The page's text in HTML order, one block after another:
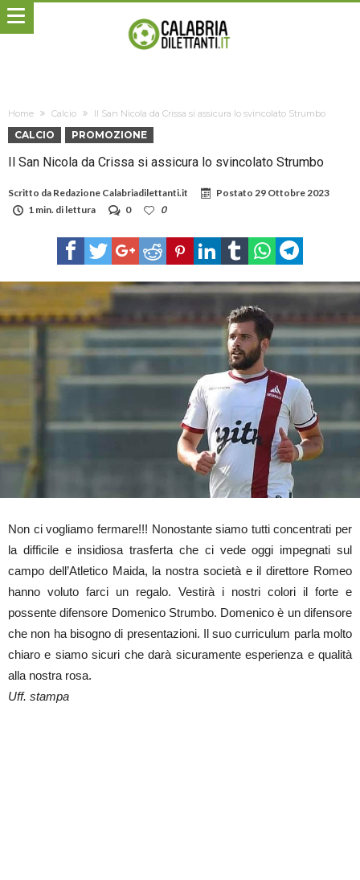
Home Calcio Il San Nicola da Crissa si assicura lo svincolato Strumbo
CALCIO PROMOZIONE
Il San Nicola da Crissa si assicura lo svincolato Strumbo
Scritto da Redazione Calabriadilettanti.it Postato 29 Ottobre 2023
1 min. di lettura
0 0
Non ci vogliamo fermare!!! Nonostante siamo tutti concentrati per
la difficile e insidiosa trasferta che ci vede oggi impegnati sul
campo dell’Atletico Maida, la nostra società e il direttore Romeo
hanno voluto farci un regalo. Vestirà i nostri colori il forte e
possente difensore Domenico Strumbo. Domenico è un difensore
che non ha bisogno di presentazioni. Il suo curriculum parla molto
chiaro e siamo sicuri che darà sicuramente esperienza e qualità
alla nostra rosa.
Uff. stampa